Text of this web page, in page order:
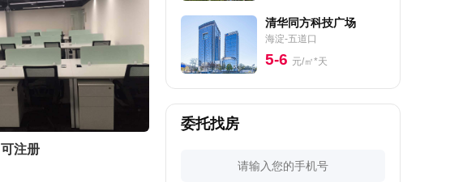
可注册
清华同方科技广场
海淀-五道口
5-6 元/㎡*天
委托找房